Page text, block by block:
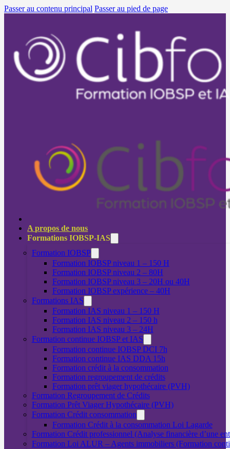
Passer au contenu principal Passer au pied de page
A propos de nous
Formations IOBSP-IAS
Formation IOBSP
Formation IOBSP niveau 1 – 150 H
Formation IOBSP niveau 2 – 80H
Formation IOBSP niveau 3 – 20H ou 40H
Formation IOBSP expérience – 40H
Formations IAS
Formation IAS niveau 1 – 150 H
Formation IAS niveau 2 – 150 h
Formation IAS niveau 3 – 24H
Formation continue IOBSP et IAS
Formation continue IOBSP DCI 7h
Formation continue IAS DDA 15h
Formation crédit à la consommation
Formation regroupement de crédits
Formation prêt viager hypothécaire (PVH)
Formation Regroupement de Crédits
Formation Prêt Viager Hypothécaire (PVH)
Formation Crédit consommation
Formation Crédit à la consommation Loi Lagarde
Formation Crédit professionnel (Analyse financière d’une
Formation Loi ALUR – Agents immobiliers (Formation